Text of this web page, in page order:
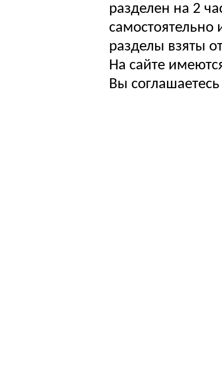
разделен на 2
самостоятельно
разделы взяты
На сайте
Вы